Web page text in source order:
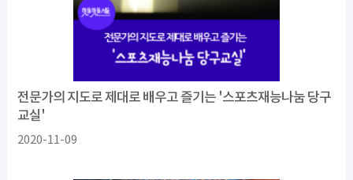
전문가의 지도로 제대로 배우고 즐기는 '스포츠재능나눔 당구
교실'
2020-11-09